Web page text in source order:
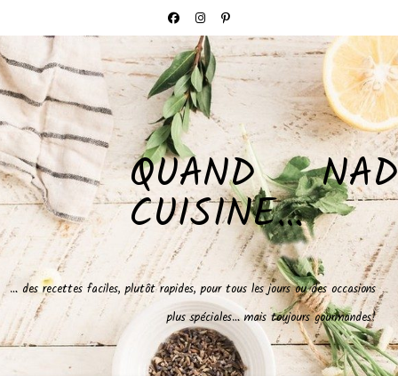
QUAND NAD
CUISINE…
… des recettes faciles, plutôt rapides, pour tous les jours ou des occasions
plus spéciales… mais toujours gourmandes!